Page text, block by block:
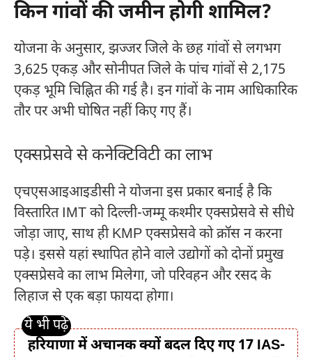
किन गांवों की जमीन होगी शामिल?
योजना के अनुसार, झज्जर जिले के छह गांवों से लगभग
3,625 एकड़ और सोनीपत जिले के पांच गांवों से 2,175
एकड़ भूमि चिह्नित की गई है। इन गांवों के नाम आधिकारिक
तौर पर अभी घोषित नहीं किए गए हैं।
एक्सप्रेसवे से कनेक्टिविटी का लाभ
एचएसआइआइडीसी ने योजना इस प्रकार बनाई है कि
विस्तारित IMT को दिल्ली-जम्मू कश्मीर एक्सप्रेसवे से सीधे
जोड़ा जाए, साथ ही KMP एक्सप्रेसवे को क्रॉस न करना
पड़े। इससे यहां स्थापित होने वाले उद्योगों को दोनों प्रमुख
एक्सप्रेसवे का लाभ मिलेगा, जो परिवहन और रसद के
लिहाज से एक बड़ा फायदा होगा।
हरियाणा में अचानक क्यों बदल दिए गए 17 IAS-